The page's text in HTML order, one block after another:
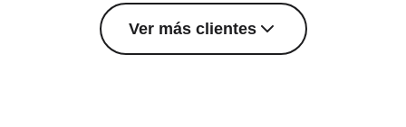
Ver más clientes